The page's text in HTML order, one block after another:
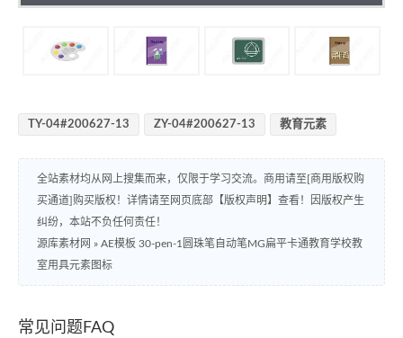
TY-04#200627-13 ZY-04#200627-13 教育元素
全站素材均从网上搜集而来，仅限于学习交流。商用请至[商用版权购
买通道]购买版权！详情请至网页底部【版权声明】查看！因版权产生
纠纷，本站不负任何责任！
源库素材网 » AE模板 30-pen-1圆珠笔自动笔MG扁平卡通教育学校教
室用具元素图标
常见问题FAQ